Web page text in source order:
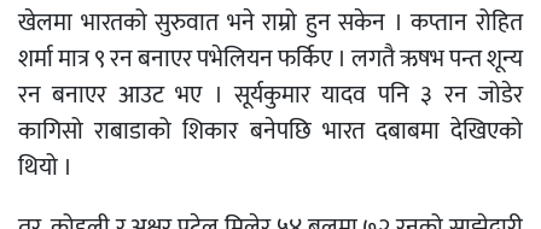
खेलमा भारतको सुरुवात भने राम्रो हुन सकेन । कप्तान रोहित
शर्मा मात्र ९ रन बनाएर पभेलियन फर्किए । लगतै ऋषभ पन्त शून्य
रन बनाएर आउट भए । सूर्यकुमार यादव पनि ३ रन जोडेर
कागिसो राबाडाको शिकार बनेपछि भारत दबाबमा देखिएको
थियो ।